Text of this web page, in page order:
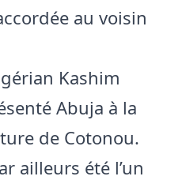
au voisin
Kashim
Abuja à la
de Cotonou.
ailleurs été l’un